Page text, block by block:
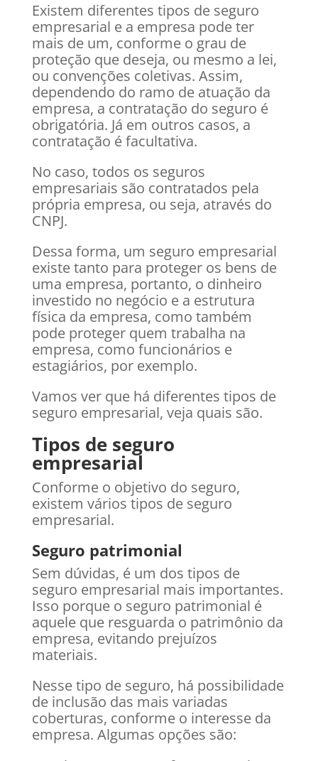
Existem diferentes tipos de seguro
empresarial e a empresa pode ter
mais de um, conforme o grau de
proteção que deseja, ou mesmo a lei,
ou convenções coletivas. Assim,
dependendo do ramo de atuação da
empresa, a contratação do seguro é
obrigatória. Já em outros casos, a
contratação é facultativa.
No caso, todos os seguros
empresariais são contratados pela
própria empresa, ou seja, através do
CNPJ.
Dessa forma, um seguro empresarial
existe tanto para proteger os bens de
uma empresa, portanto, o dinheiro
investido no negócio e a estrutura
física da empresa, como também
pode proteger quem trabalha na
empresa, como funcionários e
estagiários, por exemplo.
Vamos ver que há diferentes tipos de
seguro empresarial, veja quais são.
Tipos de seguro
empresarial
Conforme o objetivo do seguro,
existem vários tipos de seguro
empresarial.
Seguro patrimonial
Sem dúvidas, é um dos tipos de
seguro empresarial mais importantes.
Isso porque o seguro patrimonial é
aquele que resguarda o patrimônio da
empresa, evitando prejuízos
materiais.
Nesse tipo de seguro, há possibilidade
de inclusão das mais variadas
coberturas, conforme o interesse da
empresa. Algumas opções são: